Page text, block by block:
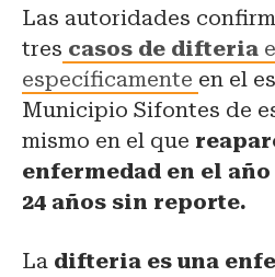
Las autoridades
tres casos de difteria
específicamente en el
Municipio Sifontes de
mismo en el que
enfermedad en el año
24 años sin reporte.
La difteria es una